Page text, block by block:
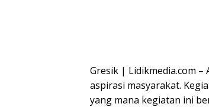
Gresik | Lidikmedia.com
aspirasi masyarakat.
yang mana kegiatan ini